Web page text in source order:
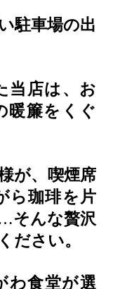
駐車場の出
当店は、お
暖簾をくぐ
が、喫煙席
ら珈琲を片
そんな贅沢
ださい。
わ食堂が選